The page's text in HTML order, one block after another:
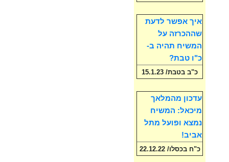
איך אפשר לדעת
שההכרזה על
המשיח תהיה ב-
כ"ו טבת?
כ"ב בטבת/ 15.1.23
עדכון מהמלאך
מיכאל: המשיח
נמצא ופועל מתל
אביב!
כ"ח בכסלו/ 22.12.22